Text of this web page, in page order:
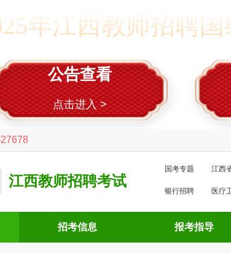
年江西教师招聘国
公告查看
点击进入 >
江西教师招聘考试
国考专题 江西
银行招聘 医疗
招考信息 报考指导